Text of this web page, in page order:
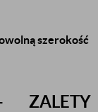
szerokość